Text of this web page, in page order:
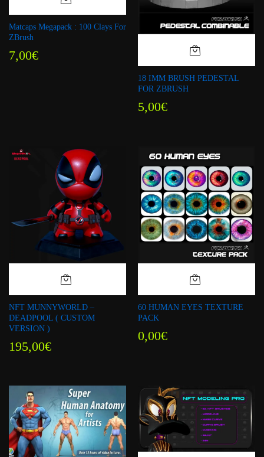
Matcaps Megapack : 100 Clays For
ZBrush
7,00€
18 IMM BRUSH PEDESTAL
FOR ZBRUSH
5,00€
NFT MUNNYWORLD –
DEADPOOL ( CUSTOM
VERSION )
195,00€
60 HUMAN EYES TEXTURE
PACK
0,00€